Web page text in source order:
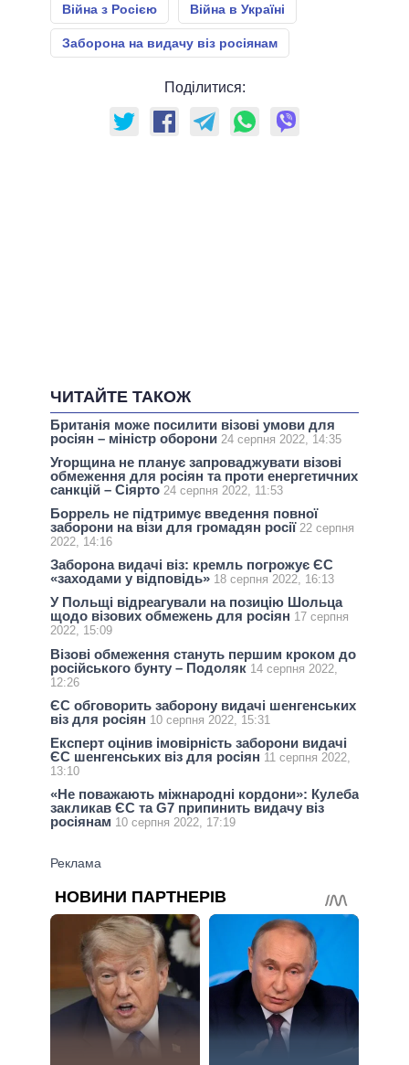
Війна з Росією Війна в Україні
Заборона на видачу віз росіянам
Поділитися:
ЧИТАЙТЕ ТАКОЖ
Британія може посилити візові умови для
росіян – міністр оборони 24 серпня 2022, 14:35
Угорщина не планує запроваджувати візові
обмеження для росіян та проти енергетичних
санкцій – Сіярто 24 серпня 2022, 11:53
Боррель не підтримує введення повної
заборони на візи для громадян росії 22 серпня
2022, 14:16
Заборона видачі віз: кремль погрожує ЄС
«заходами у відповідь» 18 серпня 2022, 16:13
У Польщі відреагували на позицію Шольца
щодо візових обмежень для росіян 17 серпня
2022, 15:09
Візові обмеження стануть першим кроком до
російського бунту – Подоляк 14 серпня 2022,
12:26
ЄС обговорить заборону видачі шенгенських
віз для росіян 10 серпня 2022, 15:31
Експерт оцінив імовірність заборони видачі
ЄС шенгенських віз для росіян 11 серпня 2022,
13:10
«Не поважають міжнародні кордони»: Кулеба
закликав ЄС та G7 припинить видачу віз
росіянам 10 серпня 2022, 17:19